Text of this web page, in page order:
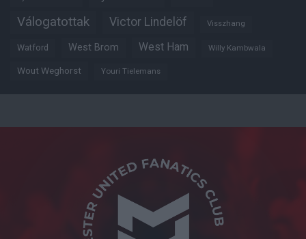
Válogatottak Victor Lindelöf Visszhang
Watford West Brom West Ham Willy Kambwala
Wout Weghorst Youri Tielemans